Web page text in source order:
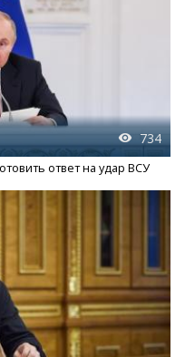
734
ответ на удар ВСУ